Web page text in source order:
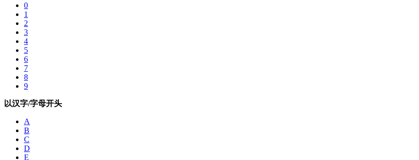
0
1
2
3
4
5
6
7
8
9
以汉字/字母开头
A
B
C
D
E